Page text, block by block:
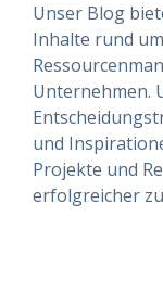
Unser Blog
Inhalte rund
Unternehmen.
und
Projekte und
erfolgreicher